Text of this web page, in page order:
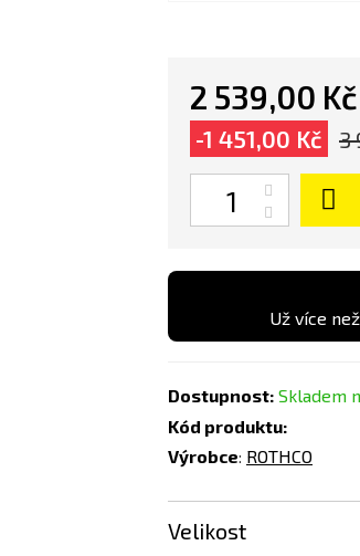
2 539,00 Kč
-1 451,00 Kč 3
Už více
Dostupnost: Skladem
Kód produktu:
Výrobce: ROTHCO
Velikost